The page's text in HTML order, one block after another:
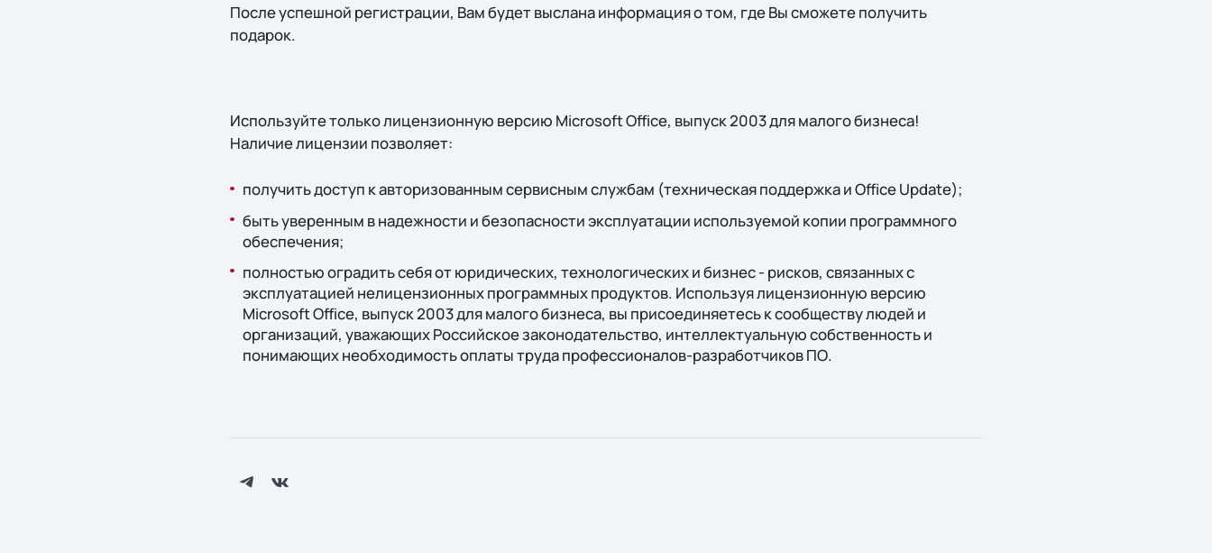
После успешной регистрации, Вам будет выслана информация о том, где Вы сможете получить
подарок.
Используйте только лицензионную версию Microsoft Office, выпуск 2003 для малого бизнеса!
Наличие лицензии позволяет:
получить доступ к авторизованным сервисным службам (техническая поддержка и Office Update);
быть уверенным в надежности и безопасности эксплуатации используемой копии программного
обеспечения;
полностью оградить себя от юридических, технологических и бизнес - рисков, связанных с
эксплуатацией нелицензионных программных продуктов. Используя лицензионную версию
Microsoft Office, выпуск 2003 для малого бизнеса, вы присоединяетесь к сообществу людей и
организаций, уважающих Российское законодательство, интеллектуальную собственность и
понимающих необходимость оплаты труда профессионалов-разработчиков ПО.